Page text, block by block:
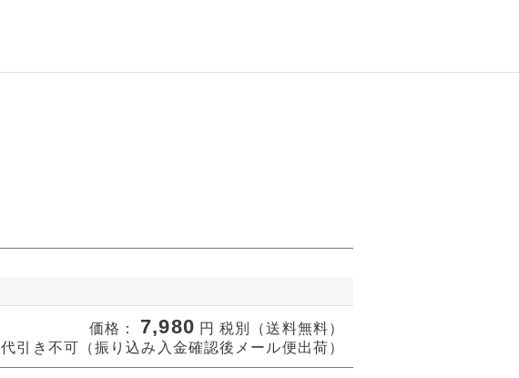
価格： 7,980 円 税別（送料無料）
代引き不可（振り込み入金確認後メール便出荷）